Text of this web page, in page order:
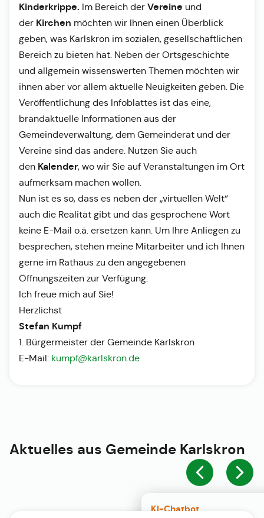
KI-Chatbot
Kinderkrippe. Im Bereich der Vereine und
der Kirchen möchten wir Ihnen einen Überblick
geben, was Karlskron im sozialen, gesellschaftlichen
Bereich zu bieten hat. Neben der Ortsgeschichte
und allgemein wissenswerten Themen möchten wir
ihnen aber vor allem aktuelle Neuigkeiten geben. Die
Veröffentlichung des Infoblattes ist das eine,
brandaktuelle Informationen aus der
Gemeindeverwaltung, dem Gemeinderat und der
Vereine sind das andere. Nutzen Sie auch
den Kalender, wo wir Sie auf Veranstaltungen im Ort
aufmerksam machen wollen.
Nun ist es so, dass es neben der „virtuellen Welt“
auch die Realität gibt und das gesprochene Wort
keine E-Mail o.ä. ersetzen kann. Um Ihre Anliegen zu
besprechen, stehen meine Mitarbeiter und ich Ihnen
gerne im Rathaus zu den angegebenen
Öffnungszeiten zur Verfügung.
Ich freue mich auf Sie!
Herzlichst
Stefan Kumpf
1. Bürgermeister der Gemeinde Karlskron
E-Mail: kumpf@karlskron.de
Aktuelles aus Gemeinde Karlskron